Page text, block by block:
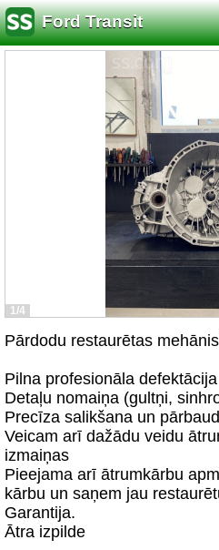
Ford Transit
1/4
Pārdodu restaurētas
Pilna profesionāla defektācija
Detaļu nomaiņa (gultņi,
Precīza salikšana un
Veicam arī dažādu veidu
izmaiņas
Pieejama arī ātrumkārbu
kārbu un saņem jau
Garantija.
Ātra izpilde